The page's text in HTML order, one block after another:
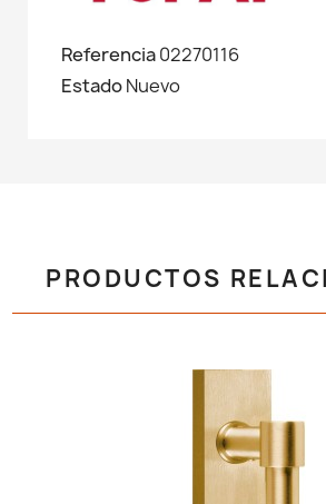
Referencia02270116
EstadoNuevo
PRODUCTOS